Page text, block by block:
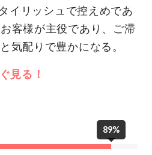
イリッシュで控えめであ
客様が主役であり、ご滞
気配りで豊かになる。
見る！
89%